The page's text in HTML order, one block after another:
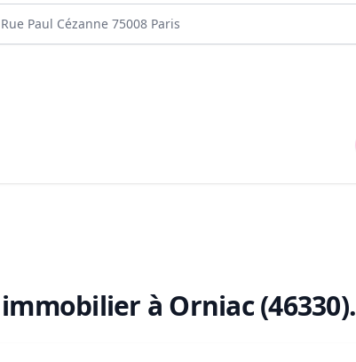
immobilier à Orniac (46330).